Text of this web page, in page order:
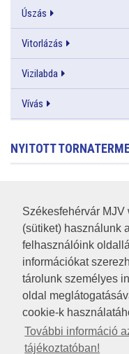
Székesfehérvár
(sütiket) használunk
felhasználóink
információkat
tárolunk személyes
oldal
cookie-k
További információ
tájékoztatóban!
Úszás
Vitorlázás
Vizilabda
Vívás
NYITOTT
RSS
A HONLAP 2017.03.31-I
JOGI NYILATKOZAT
IMPRESSZUM
KÖZÉRDEKŰ ADATOK